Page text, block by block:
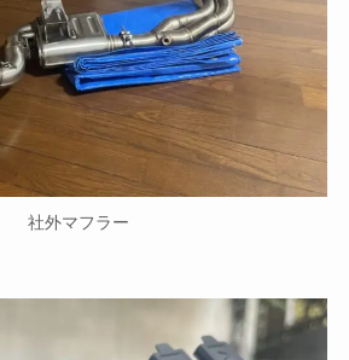
社外マフラー